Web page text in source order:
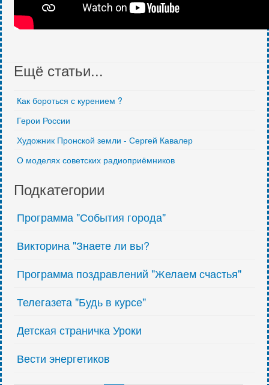
Ещё статьи...
Как бороться с курением ?
Герои России
Художник Пронской земли - Сергей Кавалер
О моделях советских радиоприёмников
Подкатегории
Программа "События города"
Викторина "Знаете ли вы?
Программа поздравлений "Желаем счастья"
Телегазета "Будь в курсе"
Детская страничка Уроки
Вести энергетиков